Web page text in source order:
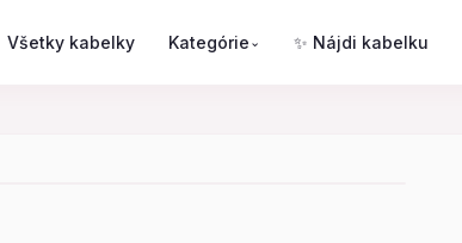
Všetky kabelky Kategórie ⌄ ✨ Nájdi kabelku